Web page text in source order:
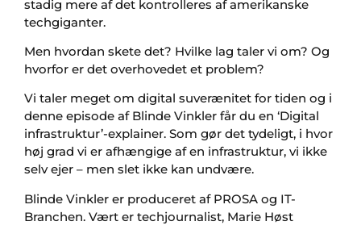
stadig mere af det kontrolleres af amerikanske
techgiganter.
Men hvordan skete det? Hvilke lag taler vi om? Og
hvorfor er det overhovedet et problem?
Vi taler meget om digital suverænitet for tiden og i
denne episode af Blinde Vinkler får du en ‘Digital
infrastruktur’-explainer. Som gør det tydeligt, i hvor
høj grad vi er afhængige af en infrastruktur, vi ikke
selv ejer – men slet ikke kan undvære.
Blinde Vinkler er produceret af PROSA og IT-
Branchen. Vært er techjournalist, Marie Høst